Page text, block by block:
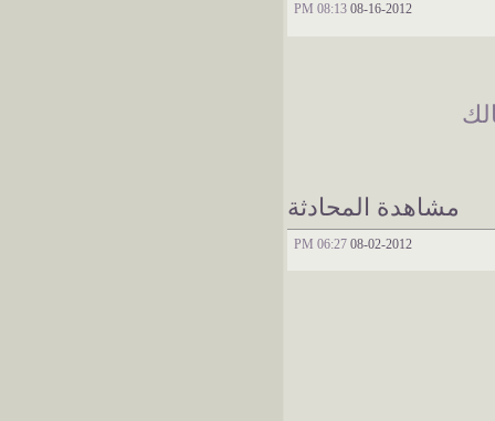
08-16-2012
08:13 PM
مشاهدة المحادثة
08-02-2012
06:27 PM